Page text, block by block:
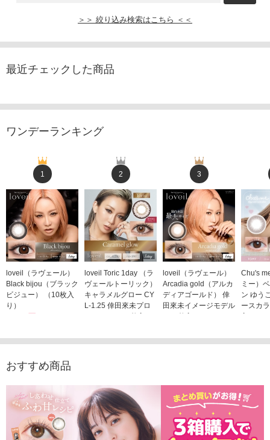
＞＞ 絞り込み検索はこちら ＜＜
最近チェックした商品
ワンデーランキング
1
loveil（ラヴェール）
Black bijou（ブラック
ビジュー） （10枚入
り）
2
loveil Toric 1day （ラ
ヴェールトーリック）
キャラメルグロー CY
L-1.25 倖田來未プロ
1,760円(税込)
3
loveil（ラヴェール）
Arcadia gold（アルカ
ディアゴールド） 倖
田來未イメージモデル
Chu's
ミー）
ン ゆう
ースカ
おすすめ商品